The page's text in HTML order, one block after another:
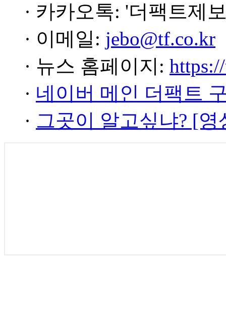
· 카카오톡: '더팩트제
· 이메일: jebo@tf.co.kr
· 뉴스 홈페이지:
· 네이버 메인 더팩트
· 그곳이 알고싶냐? [